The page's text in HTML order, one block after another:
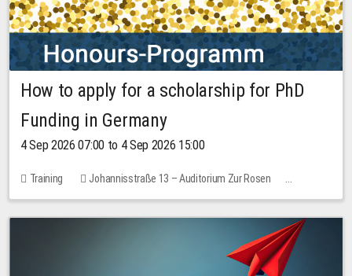
How to apply for a scholarship for PhD
Funding in Germany
4 Sep 2026 07:00 to 4 Sep 2026 15:00
Training
Johannisstraße 13 – Auditorium Zur Rosen
No free places